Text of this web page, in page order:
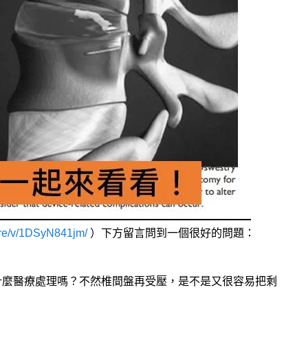
v/1DSyN841jm/）下方留言問到一個很好的問題：
醫療處理嗎？不然椎間盤再受壓，是不是又很容易把剩